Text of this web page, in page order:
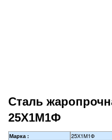
Сталь
25Х1М1Ф
Марка : 25Х1М1Ф